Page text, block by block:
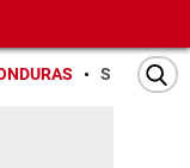
SAN PEDRO